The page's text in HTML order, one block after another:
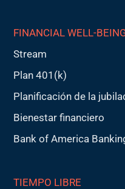
FINANCIAL WELL-
Stream
Plan 401(k)
Planificación de la
Bienestar financiero
Bank of America
TIEMPO LIBRE